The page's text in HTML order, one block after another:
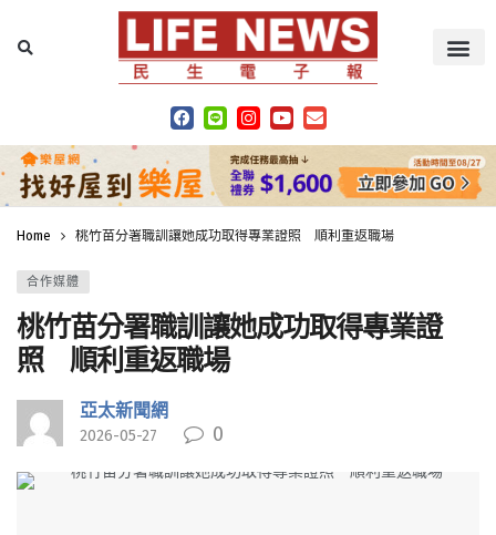
Home 桃竹苗分署職訓讓她成功取得專業證照 順利重返職場
合作媒體
桃竹苗分署職訓讓她成功取得專業證
照 順利重返職場
亞太新聞網
2026-05-27 0